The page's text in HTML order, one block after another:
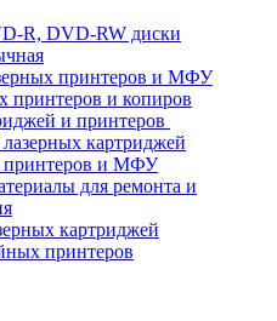
R, DVD-RW диски
принтеров и МФУ
принтеров и копиров
и принтеров
картриджей
принтеров и МФУ
для ремонта и
картриджей
принтеров